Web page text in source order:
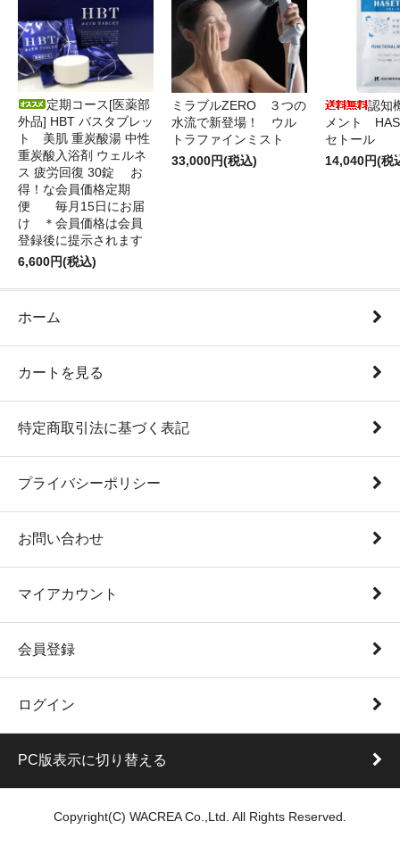
定期コース[医薬部
外品] HBT バスタブレッ
ト 美肌 重炭酸湯 中性
重炭酸入浴剤 ウェルネ
ス 疲労回復 30錠 お
得！な会員価格定期
便 毎月15日にお届
け ＊会員価格は会員
登録後に提示されます
6,600円(税込)
ミラブルZERO ３つの
水流で新登場！ ウル
トラファインミスト
33,000円(税込)
認知
メント
セトール
14,040円(税
ホーム
カートを見る
特定商取引法に基づく表記
プライバシーポリシー
お問い合わせ
マイアカウント
会員登録
ログイン
PC版表示に切り替える
Copyright(C) WACREA Co.,Ltd. All Rights Reserved.